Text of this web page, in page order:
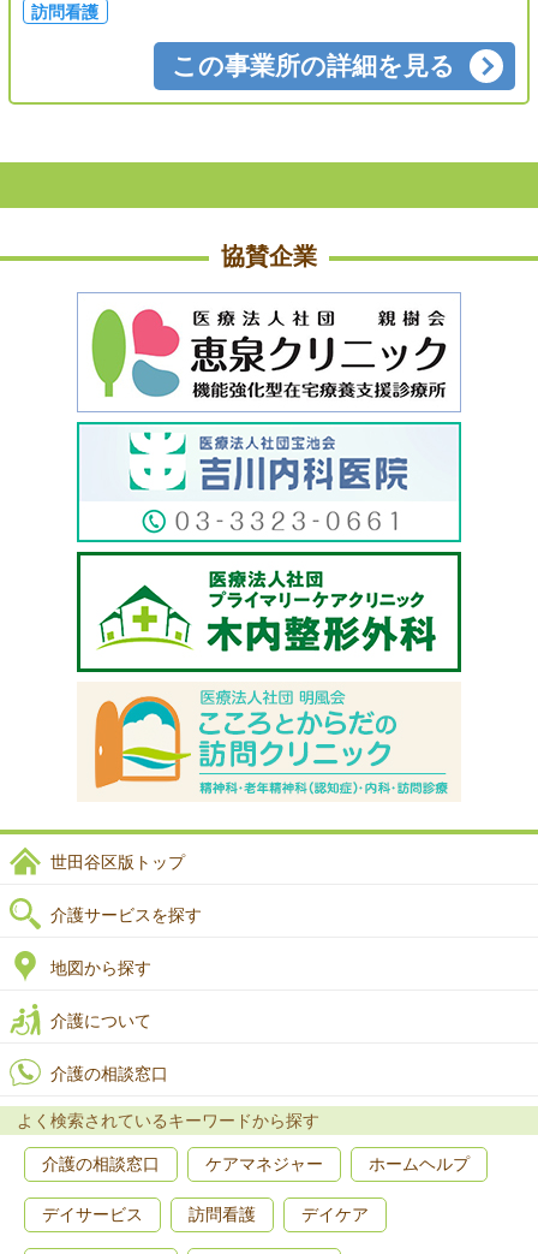
訪問看護
この事業所の詳細を見る
協賛企業
世田谷区版トップ
介護サービスを探す
地図から探す
介護について
介護の相談窓口
よく検索されているキーワードから探す
介護の相談窓口 ケアマネジャー ホームヘルプ
デイサービス 訪問看護 デイケア